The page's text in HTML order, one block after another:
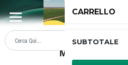
Metodi Di
CARRELLO
SUBTOTALE